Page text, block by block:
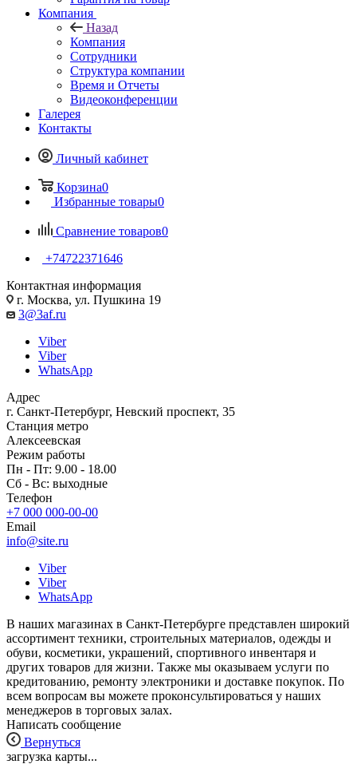
Компания
Назад
Компания
Сотрудники
Структура компании
Время и Отчеты
Видеоконференции
Галерея
Контакты
Личный кабинет
Корзина0
Избранные товары0
Сравнение товаров0
+74722371646
Контактная информация
г. Москва, ул. Пушкина 19
3@3af.ru
Viber
Viber
WhatsApp
Адрес
г. Санкт-Петербург, Невский проспект, 35
Станция метро
Алексеевская
Режим работы
Пн - Пт: 9.00 - 18.00
Сб - Вс: выходные
Телефон
+7 000 000-00-00
Email
info@site.ru
Viber
Viber
WhatsApp
В наших магазинах в Санкт-Петербурге представлен широкий
ассортимент техники, строительных материалов, одежды и
обуви, косметики, украшений, спортивного инвентаря и
других товаров для жизни. Также мы оказываем услуги по
кредитованию, ремонту электроники и доставке покупок. По
всем вопросам вы можете проконсультироваться у наших
менеджеров в торговых залах.
Написать сообщение
Вернуться
загрузка карты...